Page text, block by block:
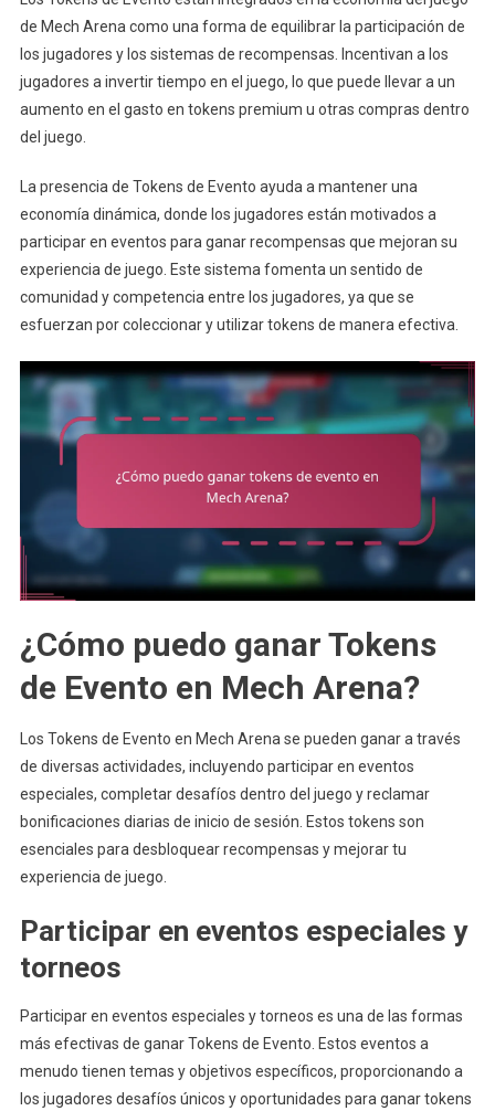
de Mech Arena como una forma de equilibrar la participación de
los jugadores y los sistemas de recompensas. Incentivan a los
jugadores a invertir tiempo en el juego, lo que puede llevar a un
aumento en el gasto en tokens premium u otras compras dentro
del juego.
La presencia de Tokens de Evento ayuda a mantener una
economía dinámica, donde los jugadores están motivados a
participar en eventos para ganar recompensas que mejoran su
experiencia de juego. Este sistema fomenta un sentido de
comunidad y competencia entre los jugadores, ya que se
esfuerzan por coleccionar y utilizar tokens de manera efectiva.
¿Cómo puedo ganar Tokens
de Evento en Mech Arena?
Los Tokens de Evento en Mech Arena se pueden ganar a través
de diversas actividades, incluyendo participar en eventos
especiales, completar desafíos dentro del juego y reclamar
bonificaciones diarias de inicio de sesión. Estos tokens son
esenciales para desbloquear recompensas y mejorar tu
experiencia de juego.
Participar en eventos especiales y
torneos
Participar en eventos especiales y torneos es una de las formas
más efectivas de ganar Tokens de Evento. Estos eventos a
menudo tienen temas y objetivos específicos, proporcionando a
los jugadores desafíos únicos y oportunidades para ganar tokens